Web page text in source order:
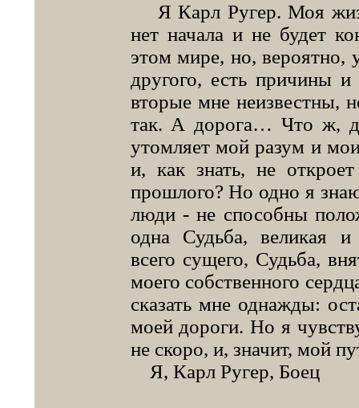
Я Карл Ругер. Моя
нет начала и не будет
этом мире, но, вероятно,
другого, есть причины
вторые мне неизвестны,
так. А дорога… Что ж,
утомляет мой разум и
и, как знать, не
прошлого? Но одно я
люди - не способны
одна Судьба, великая и
всего сущего, Судьба,
моего собственного
сказать мне однажды:
моей дороги. Но я
не скоро, и, значит, мой
Я, Карл Ругер, Боец